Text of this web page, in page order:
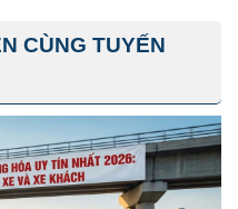
CÙNG TUYẾN